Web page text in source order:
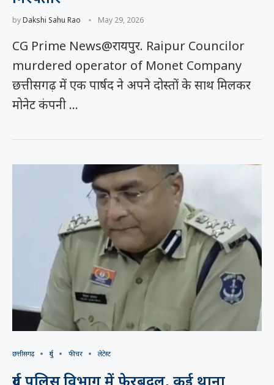
byDakshi Sahu Rao May 29, 2026
CG Prime News@रायपुर. Raipur Councilor
murdered operator of Monet Company
छत्तीसगढ़ में एक पार्षद ने अपने दोस्तों के साथ मिलकर
मोनेट कंपनी …
छत्तीसगढ़ दुर्ग फीचर लेटेस्ट
दुर्ग पुलिस विभाग में फेरबदल, कई थाना